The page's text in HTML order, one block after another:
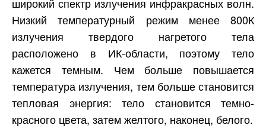
широкий спектр излучения инфракрасных волн.
Низкий температурный режим менее 800К
излучения твердого нагретого тела
расположено в ИК-области, поэтому тело
кажется темным. Чем больше повышается
температура излучения, тем больше становится
тепловая энергия: тело становится темно-
красного цвета, затем желтого, наконец, белого.